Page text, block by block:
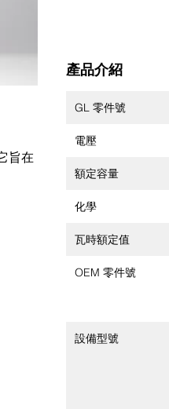
旨在
產品介紹
GL 零件號
電壓
額定容量
化學
瓦時額定值
OEM 零件號
設備型號